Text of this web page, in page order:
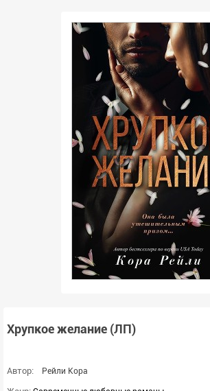
Хрупкое желание (ЛП)
Автор: Рейли Кора